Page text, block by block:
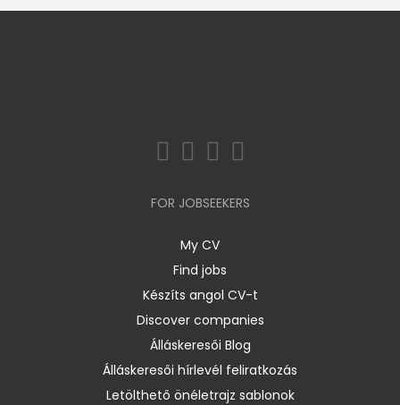
FOR JOBSEEKERS
My CV
Find jobs
Készíts angol CV-t
Discover companies
Álláskeresői Blog
Álláskeresői hírlevél feliratkozás
Letölthető önéletrajz sablonok